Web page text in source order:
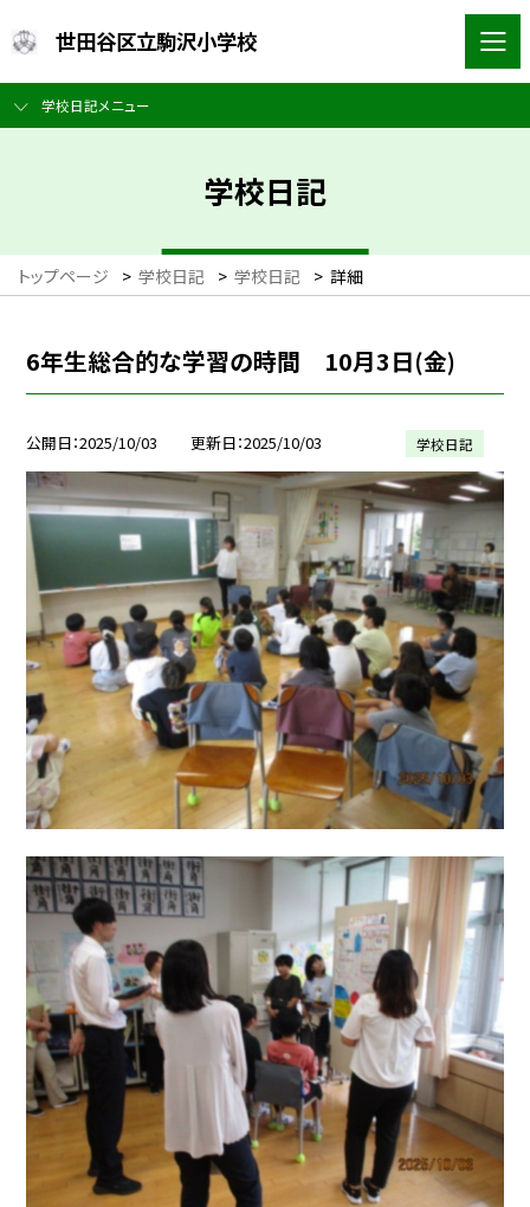
世田谷区立駒沢小学校
学校日記メニュー
学校日記
トップページ > 学校日記 > 学校日記 > 詳細
6年生総合的な学習の時間 10月3日(金)
公開日 2025/10/03 更新日 2025/10/03 学校日記